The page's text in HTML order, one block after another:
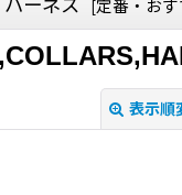
ーネス [定番・お
表示順